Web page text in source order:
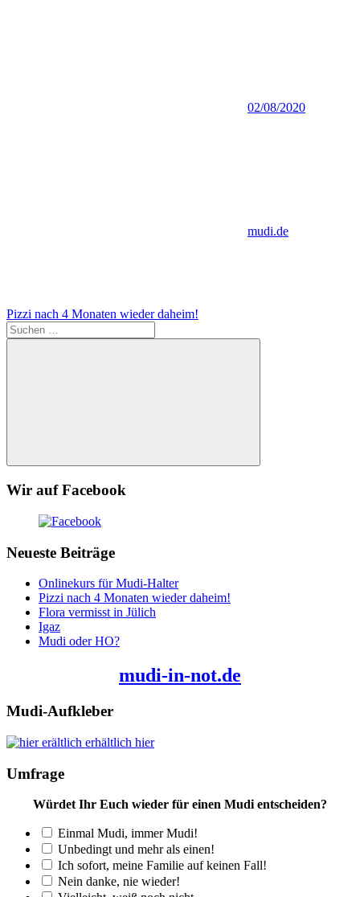
02/08/2020
mudi.de
Vorheriger
Beitrag:
Pizzi nach 4 Monaten wieder daheim!
Suchen
nach:
Suchen
Wir auf Facebook
Neueste Beiträge
Onlinekurs für Mudi-Halter
Pizzi nach 4 Monaten wieder daheim!
Flora vermisst in Jülich
Igaz
Mudi oder HO?
mudi-in-not.de
Mudi-Aufkleber
erhältlich hier
Umfrage
Würdet Ihr Euch wieder für einen Mudi entscheiden?
Einmal Mudi, immer Mudi!
Unbedingt und mehr als einen!
Ich sofort, meine Familie auf keinen Fall!
Nein danke, nie wieder!